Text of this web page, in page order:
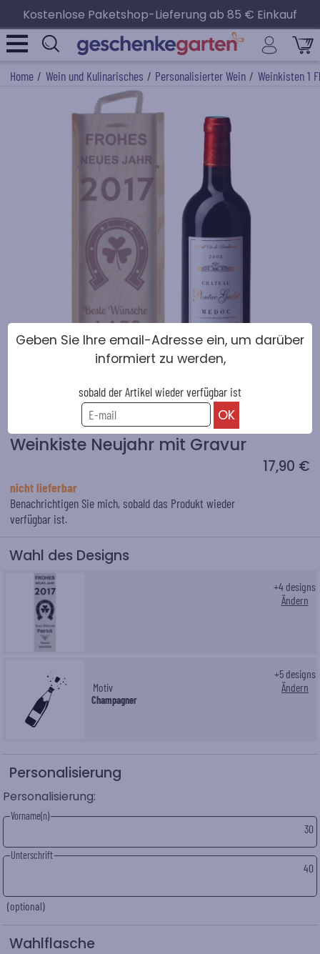
Kostenlose Paketshop-Lieferung ab 85 € Einkauf
Home / Wein und Kulinarisches / Personalisierter Wein / Weinkisten 1
Weinkiste Neujahr mit Gravur
17,90 €
nicht lieferbar
Benachrichtigen Sie mich, sobald das Produkt wieder
verfügbar ist.
Wahl des Designs
+4 designs
Ändern
Motiv
Champagner
+5 designs
Ändern
Personalisierung
Personalisierung:
Vorname(n)
30
Unterschrift
40
(optional)
Wahlflasche
Geben Sie Ihre email-Adresse ein, um darüber
informiert zu werden,
sobald der Artikel wieder verfügbar ist